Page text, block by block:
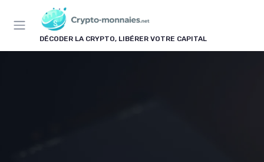
DÉCODER LA CRYPTO, LIBÉRER VOTRE CAPITAL
Panneau de gestion des cookies